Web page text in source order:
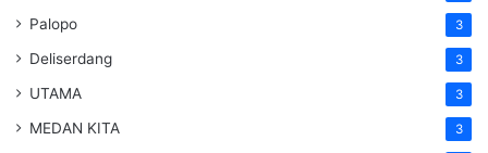
Palopo 3
Deliserdang 3
UTAMA 3
MEDAN KITA 3